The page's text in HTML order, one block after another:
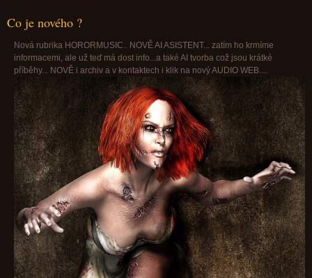
Co je nového ?
Nová rubrika HORORMUSIC.. NOVĚ AI ASISTENT... zatím ho krmíme
informacemi, ale už teď má dost info...a také AI tvorba což jsou krátké
příběhy... NOVĚ i archiv a v kontaktech i klik na nový AUDIO WEB....